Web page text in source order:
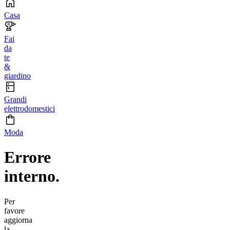
Casa
Fai
da
te
&
giardino
Grandi
elettrodomestici
Moda
Errore
interno.
Per
favore
aggiorna